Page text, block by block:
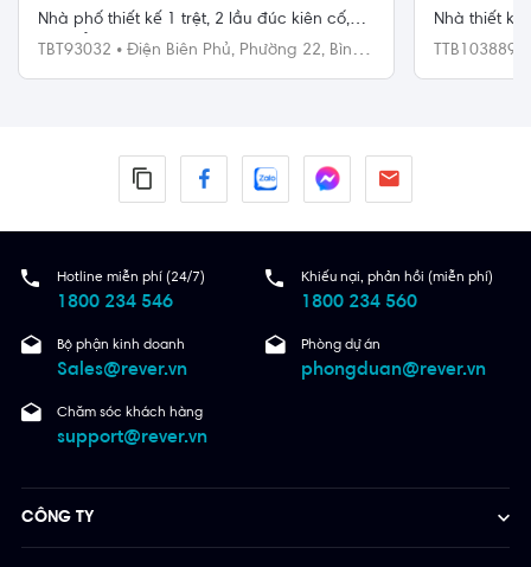
Nhà phố thiết kế 1 trệt, 2 lầu đúc kiên cố,
ngay Ủy Ban Nhân Dân phường 22.
TBT93032 • Điện Biên Phủ, Phường 22, Bình
Nhà thiết kế
hướng Tây
TTB103889
Hotline miễn phí (24/7)
1800 234 546
Khiếu nại, phản hồi (miễn phí)
1800 234 560
Bộ phận kinh doanh
Sales@rever.vn
Phòng dự án
phongduan@rever.vn
Chăm sóc khách hàng
support@rever.vn
CÔNG TY